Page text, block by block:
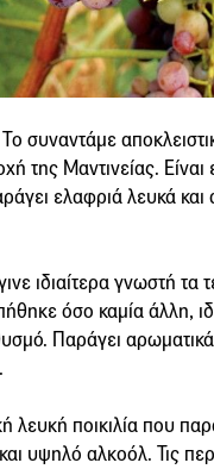
συναντάμε
της Μαντινείας.
ελαφριά λευκά
ιδιαίτερα γνωστή τα
όσο καμία άλλη,
Παράγει
λευκή ποικιλία που
υψηλό αλκοόλ. Τις